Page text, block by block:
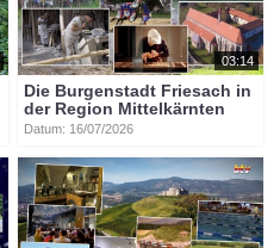
03:14
Die Burgenstadt Friesach in
der Region Mittelkärnten
Datum: 16/07/2026